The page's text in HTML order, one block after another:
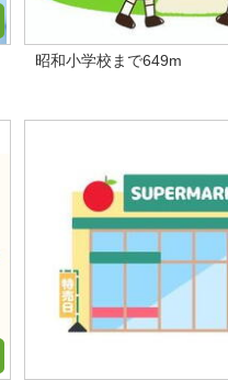
昭和小学校まで649m